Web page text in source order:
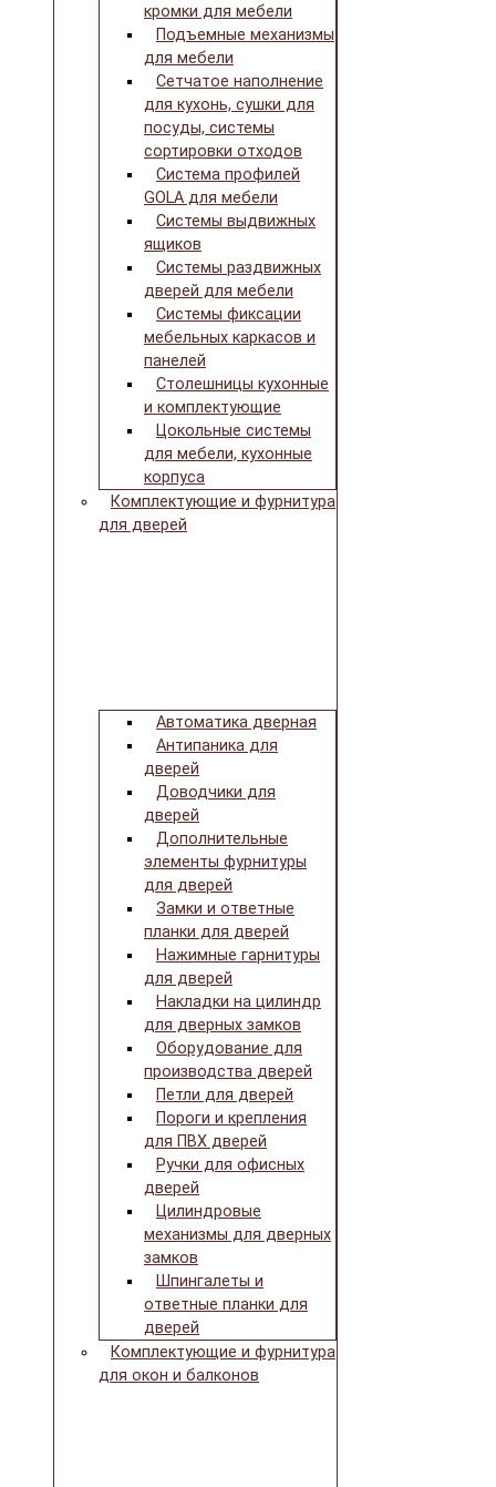
кромки для мебели
Подъемные механизмы
для мебели
Сетчатое наполнение
для кухонь, сушки для
посуды, системы
сортировки отходов
Система профилей
GOLA для мебели
Системы выдвижных
ящиков
Системы раздвижных
дверей для мебели
Системы фиксации
мебельных каркасов и
панелей
Столешницы кухонные
и комплектующие
Цокольные системы
для мебели, кухонные
корпуса
Комплектующие и фурнитура
для дверей
Автоматика дверная
Антипаника для
дверей
Доводчики для
дверей
Дополнительные
элементы фурнитуры
для дверей
Замки и ответные
планки для дверей
Нажимные гарнитуры
для дверей
Накладки на цилиндр
для дверных замков
Оборудование для
производства дверей
Петли для дверей
Пороги и крепления
для ПВХ дверей
Ручки для офисных
дверей
Цилиндровые
механизмы для дверных
замков
Шпингалеты и
ответные планки для
дверей
Комплектующие и фурнитура
для окон и балконов